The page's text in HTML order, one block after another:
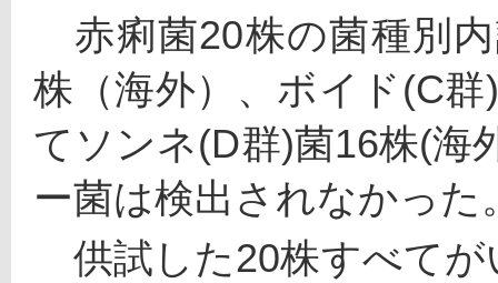
赤痢菌20株の菌種別
株（海外）、ボイド(C
てソンネ(D群)菌16株(海
ー菌は検出されなかった
供試した20株すべてが